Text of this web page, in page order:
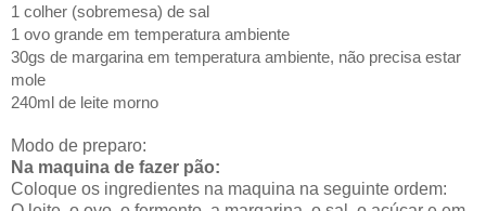
1 colher (sobremesa) de sal
1 ovo grande em temperatura ambiente
30gs de margarina em temperatura ambiente, não precisa estar
mole
240ml de leite morno
Modo de preparo:
Na maquina de fazer pão:
Coloque os ingredientes na maquina na seguinte ordem: